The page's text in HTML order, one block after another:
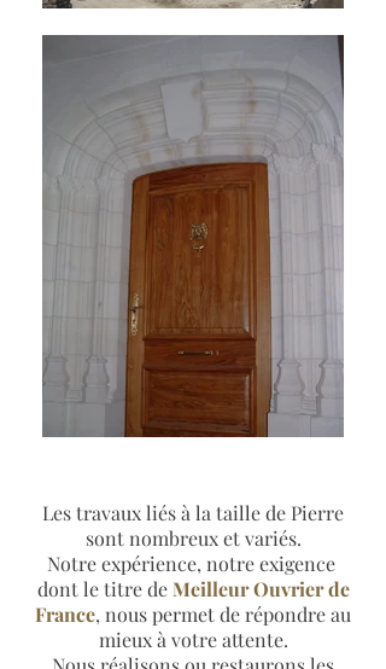
Les travaux liés à la taille de Pierre
sont nombreux et variés.
Notre expérience, notre exigence
dont le titre deMeilleur Ouvrier de
France, nous permet de répondre au
mieux à votre attente.